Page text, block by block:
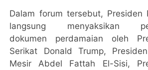
Dalam forum tersebut, Presiden
langsung menyaksikan
dokumen perdamaian oleh
Serikat Donald Trump,
Mesir Abdel Fattah El-Sisi,